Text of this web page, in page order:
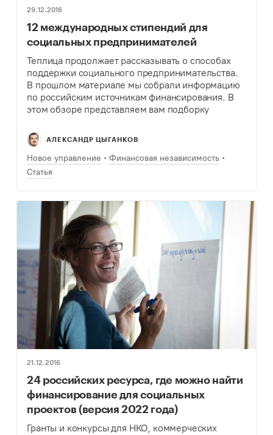
29.12.2016
12 международных стипендий для
социальных предпринимателей
Теплица продолжает рассказывать о способах
поддержки социального предпринимательства.
В прошлом материале мы собрали информацию
по российским источникам финансирования. В
этом обзоре представляем вам подборку
социальным предпринимателям возможность
получать важный опыт и начальное
финансирование для своих проектов.
АЛЕКСАНДР ЦЫГАНКОВ
Новое управление
Финансовая независимость
Статья
21.12.2016
24 российских ресурса, где можно найти
финансирование для социальных
проектов (версия 2022 года)
Гранты и конкурсы для НКО, коммерческих